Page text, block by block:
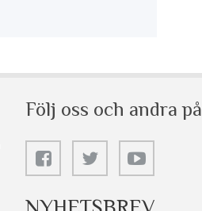
Följ oss och andra